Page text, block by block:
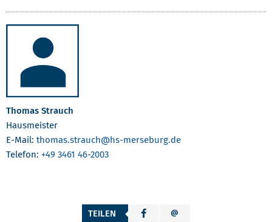
Thomas Strauch
Hausmeister
E-Mail: thomas.strauch@hs-merseburg.de
Telefon: +49 3461 46-2003
TEILEN